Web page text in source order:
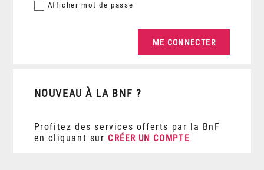
Afficher mot de passe
NOUVEAU À LA BNF ?
Profitez des services offerts par la BnF
en cliquant sur CRÉER UN COMPTE